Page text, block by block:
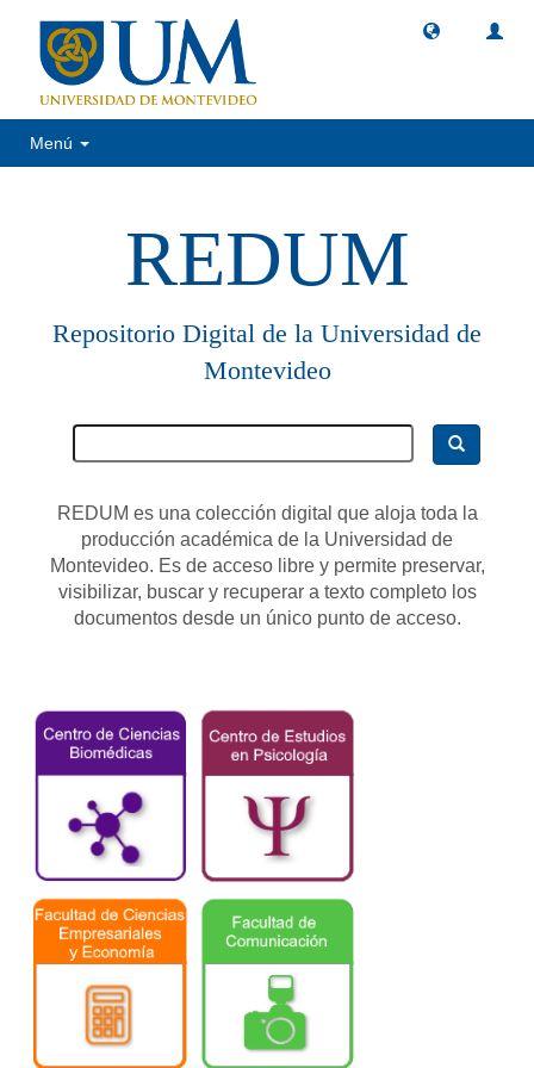
Menú
REDUM
Repositorio Digital de la Universidad de
Montevideo
REDUM es una colección digital que aloja toda la
producción académica de la Universidad de
Montevideo. Es de acceso libre y permite preservar,
visibilizar, buscar y recuperar a texto completo los
documentos desde un único punto de acceso.